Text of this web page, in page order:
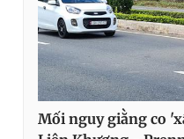
Mối nguy giằng co